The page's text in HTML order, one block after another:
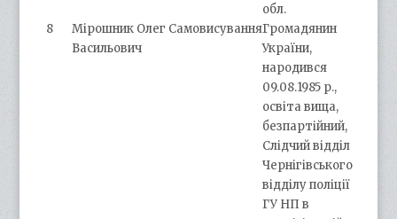
обл.
8
Мірошник Олег
Васильович
СамовисуванняГромадянин
України,
народився
09.08.1985 р.,
освіта вища,
безпартійний,
Слідчий відділ
Чернігівського
відділу поліції
ГУ НП в